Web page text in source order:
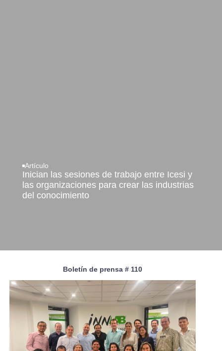
Artículo
Inician las sesiones de trabajo entre Icesi y
las organizaciones para crear las industrias
del conocimiento
Boletín de prensa # 110